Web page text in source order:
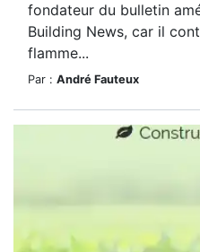
fondateur du bulletin
Building News, car il
flamme...
Par : André Fauteux